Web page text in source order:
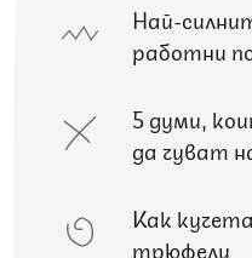
Най-
работни
5 думи,
да чуват
Как
трюфели